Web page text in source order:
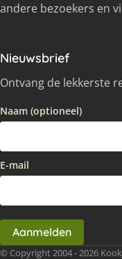
andere bezoekers en
Nieuwsbrief
Ontvang de lekkerste
Naam (optioneel)
E-mail
Aanmelden
© Copyright 2004 - 2026